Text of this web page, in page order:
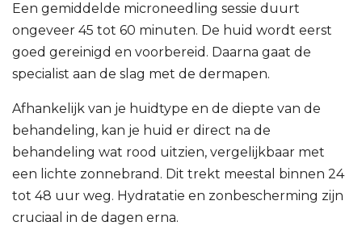
Een gemiddelde microneedling sessie duurt
ongeveer 45 tot 60 minuten. De huid wordt eerst
goed gereinigd en voorbereid. Daarna gaat de
specialist aan de slag met de dermapen.
Afhankelijk van je huidtype en de diepte van de
behandeling, kan je huid er direct na de
behandeling wat rood uitzien, vergelijkbaar met
een lichte zonnebrand. Dit trekt meestal binnen 24
tot 48 uur weg. Hydratatie en zonbescherming zijn
cruciaal in de dagen erna.